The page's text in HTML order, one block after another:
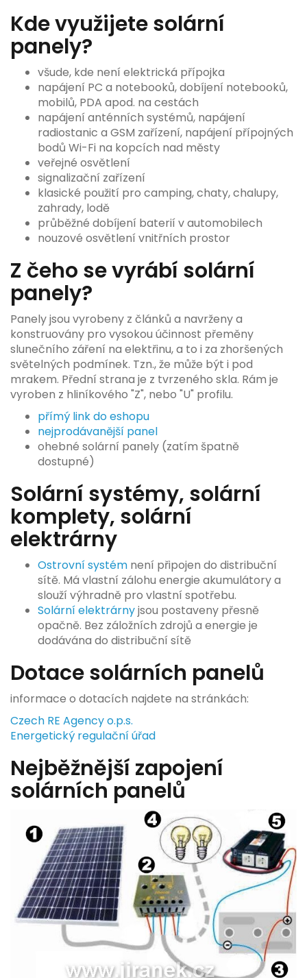
Kde využijete solární
panely?
všude, kde není elektrická přípojka
napájení PC a notebooků, dobíjení notebooků,
mobilů, PDA apod. na cestách
napájení anténních systémů, napájení
radiostanic a GSM zařízení, napájení přípojných
bodů Wi-Fi na kopcích nad městy
veřejné osvětlení
signalizační zařízení
klasické použití pro camping, chaty, chalupy,
zahrady, lodě
průběžné dobíjení baterií v automobilech
nouzové osvětlení vnitřních prostor
Z čeho se vyrábí solární
panely?
Panely jsou vyrobeny z článků a navrženy a
konstruovány pro vysokou účinnost přeměny
slunečního záření na elektřinu, a to i za zhoršených
světelných podmínek. Tzn., že může být i pod
mrakem. Přední strana je z tvrzeného skla. Rám je
vyroben z hliníkového "Z", nebo "U" profilu.
přímý link do eshopu
nejprodávanější panel
ohebné solární panely (zatím špatně
dostupné)
Solární systémy, solární
komplety, solární
elektrárny
Ostrovní systém není připojen do distribuční
sítě. Má vlastní zálohu energie akumulátory a
slouží výhradně pro vlastní spotřebu.
Solární elektrárnyjsou postaveny přesně
opačně. Bez záložních zdrojů a energie je
dodávána do distribuční sítě
Dotace solárních panelů
informace o dotacích najdete na stránkách:
Czech RE Agency o.p.s.
Energetický regulační úřad
Nejběžnější zapojení
solárních panelů